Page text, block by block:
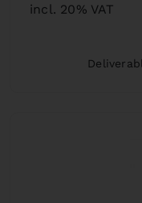
incl. 20% VAT